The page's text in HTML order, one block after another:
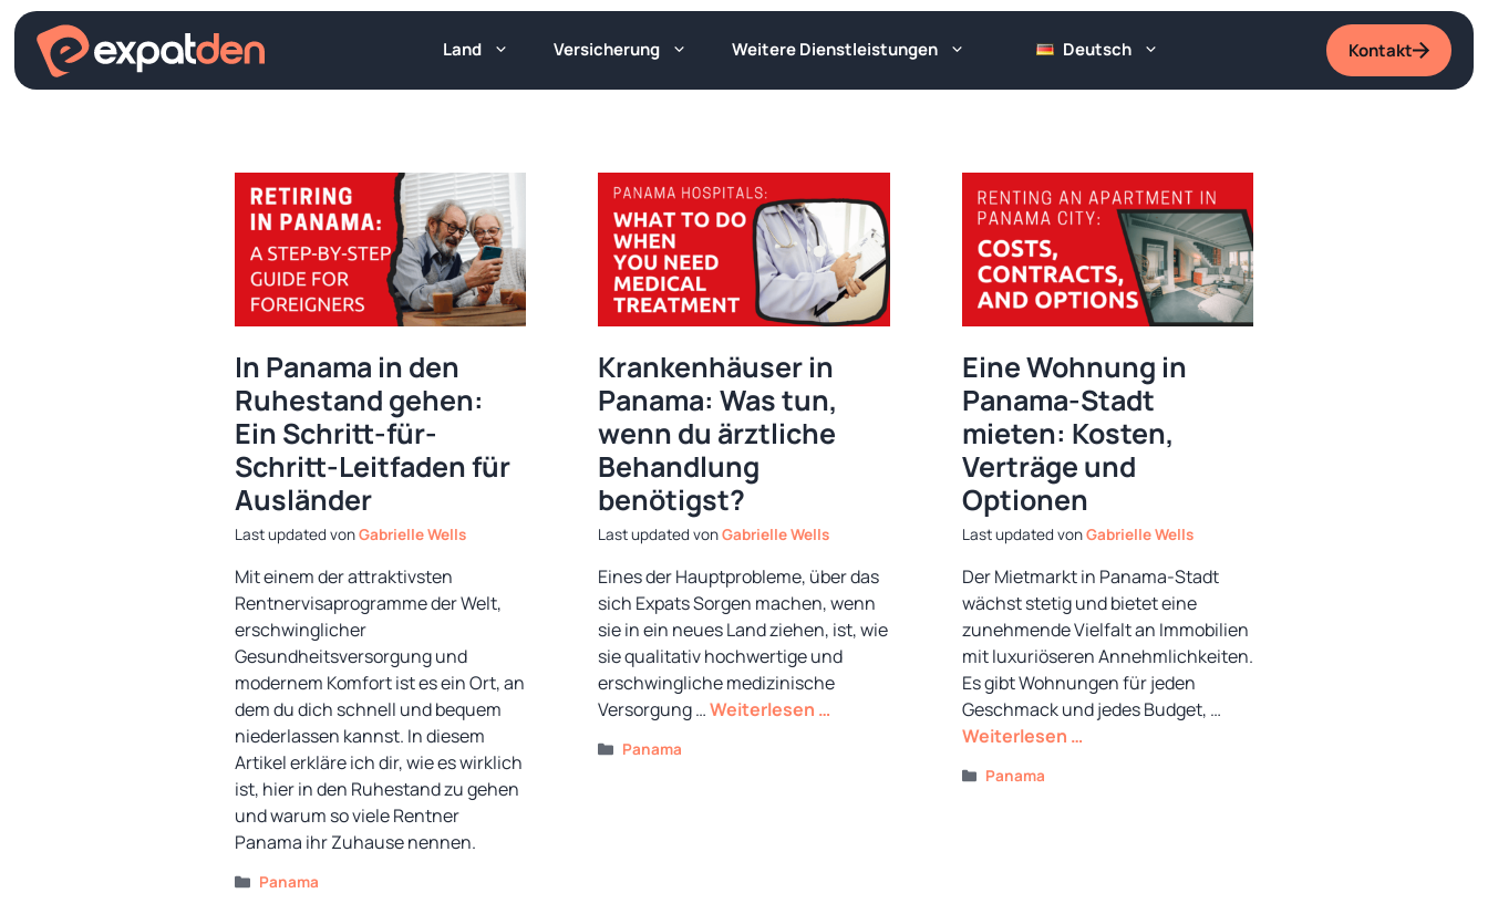
Zum
Inhalt
springen
Land Versicherung Weitere Dienstleistungen Deutsch Kontakt
In Panama in den
Ruhestand gehen:
Ein Schritt-für-
Schritt-Leitfaden für
Ausländer
vonGabrielle Wells
Mit einem der attraktivsten
Rentnervisaprogramme der Welt,
erschwinglicher
Gesundheitsversorgung und
modernem Komfort ist es ein Ort, an
dem du dich schnell und bequem
niederlassen kannst. In diesem
Artikel erkläre ich dir, wie es wirklich
ist, hier in den Ruhestand zu gehen
und warum so viele Rentner
Panama ihr Zuhause nennen.
Kategorien
Panama
Krankenhäuser in
Panama: Was tun,
wenn du ärztliche
Behandlung
benötigst?
vonGabrielle Wells
Eines der Hauptprobleme, über das
sich Expats Sorgen machen, wenn
sie in ein neues Land ziehen, ist, wie
sie qualitativ hochwertige und
erschwingliche medizinische
Versorgung …Weiterlesen …
Kategorien
Panama
Eine Wohnung in
Panama-Stadt
mieten: Kosten,
Verträge und
Optionen
vonGabrielle Wells
Der Mietmarkt in Panama-Stadt
wächst stetig und bietet eine
zunehmende Vielfalt an Immobilien
mit luxuriöseren Annehmlichkeiten.
Es gibt Wohnungen für jeden
Geschmack und jedes Budget, …
Weiterlesen …
Kategorien
Panama